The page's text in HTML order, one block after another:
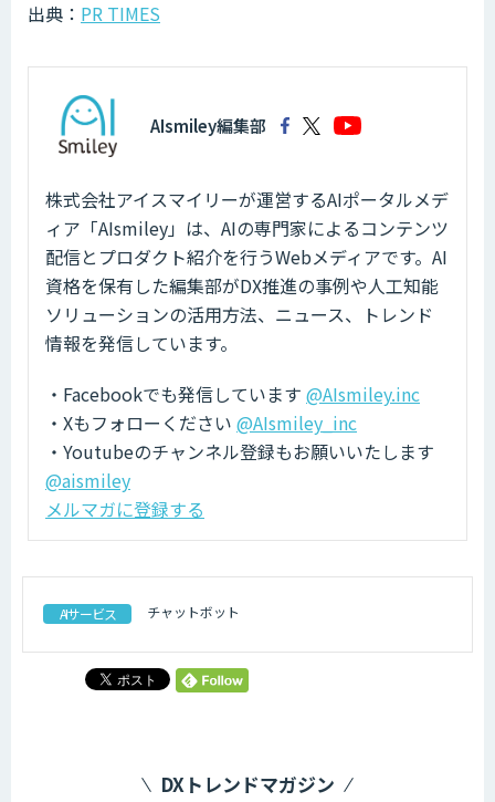
出典： PR TIMES
AIsmiley編集部
株式会社アイスマイリーが運営するAIポータルメデ
ィア「AIsmiley」は、AIの専門家によるコンテンツ
配信とプロダクト紹介を行うWebメディアです。AI
資格を保有した編集部がDX推進の事例や人工知能
ソリューションの活用方法、ニュース、トレンド
情報を発信しています。
・Facebookでも発信しています @AIsmiley.inc
・Xもフォローください @AIsmiley_inc
・Youtubeのチャンネル登録もお願いいたします
@aismiley
メルマガに登録する
AIサービス チャットボット
DXトレンドマガジン